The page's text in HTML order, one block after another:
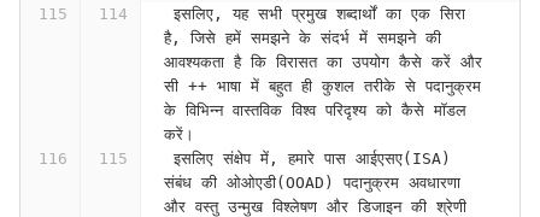
इसलिए, यह सभी प्रमुख शब्दार्थों का एक सिरा
है, जिसे हमें समझने के संदर्भ में समझने की
आवश्यकता है कि विरासत का उपयोग कैसे करें और
सी ++ भाषा में बहुत ही कुशल तरीके से पदानुक्रम
के विभिन्न वास्तविक विश्व परिदृश्य को कैसे मॉडल
करें।
इसलिए संक्षेप में, हमारे पास आईएसए(ISA)
संबंध की ओओएडी(OOAD) पदानुक्रम अवधारणा
और वस्तु उन्मुख विश्लेषण और डिजाइन की श्रेणी